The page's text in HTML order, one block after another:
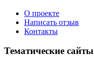
О проекте
Написать отзыв
Контакты
Тематические сайты